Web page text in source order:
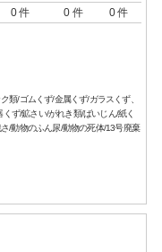
0 件 0 件 0 件
類/ゴムくず/金属くず/ガラスくず、
ず/鉱さい/がれき類/ばいじん/紙く
/動物のふん尿/動物の死体/13号廃棄